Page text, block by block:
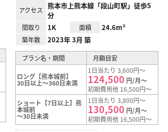
アクセス
熊本市上熊本線「段山町駅」徒歩5
分
間取り 1K 面積 24.6m²
築年数 2023年 3月 築
プラン名・期間 月額目安
ロング【熊本城前】
30日以上～360日未満
1日当たり 3,600円～
124,500 円/月～
初期費用他 16,500円～
ショート【7日以上】熊
本城前
～30日未満
1日当たり 3,800円～
130,500 円/月～
初期費用他 16,500円～